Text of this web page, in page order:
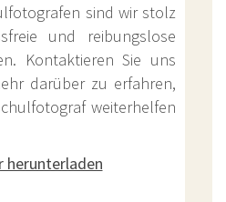
sind wir stolz
und reibungslose
Kontaktieren Sie uns
darüber zu erfahren,
weiterhelfen
herunterladen